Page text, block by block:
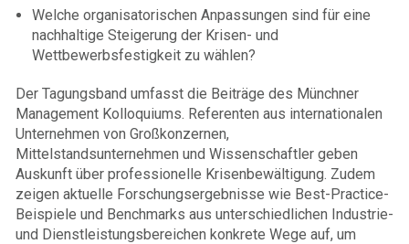
Welche organisatorischen Anpassungen sind für eine
nachhaltige Steigerung der Krisen- und
Wettbewerbsfestigkeit zu wählen?
Der Tagungsband umfasst die Beiträge des Münchner
Management Kolloquiums. Referenten aus internationalen
Unternehmen von Großkonzernen,
Mittelstandsunternehmen und Wissenschaftler geben
Auskunft über professionelle Krisenbewältigung. Zudem
zeigen aktuelle Forschungsergebnisse wie Best-Practice-
Beispiele und Benchmarks aus unterschiedlichen Industrie-
und Dienstleistungsbereichen konkrete Wege auf, um